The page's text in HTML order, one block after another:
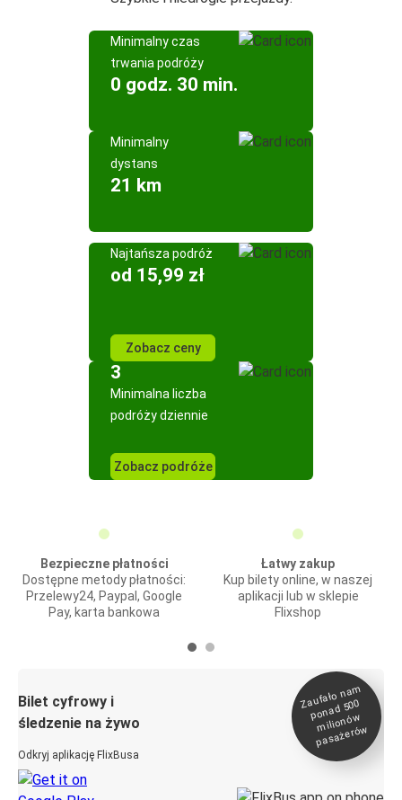
Minimalny czas
trwania podróży
0 godz. 30 min.
Minimalny
dystans
21 km
Najtańsza podróż
od 15,99 zł
Zobacz ceny
3
Minimalna liczba
podróży dziennie
Zobacz podróże
Bezpieczne płatności
Dostępne metody płatności:
Przelewy24, Paypal, Google
Pay, karta bankowa
Łatwy zakup
Kup bilety online, w naszej
aplikacji lub w sklepie
Flixshop
Bilet cyfrowy i
śledzenie na żywo
Odkryj aplikację FlixBusa
Zaufało na
m
ponad 500
milionó
w
pasażeró
w